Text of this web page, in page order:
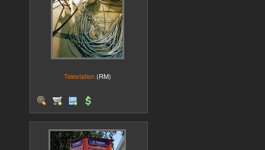
Telestation (RM)